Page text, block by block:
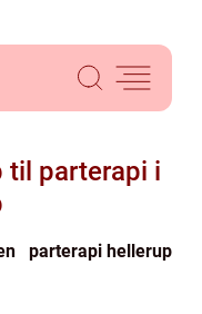
til parterapi i
parterapi hellerup